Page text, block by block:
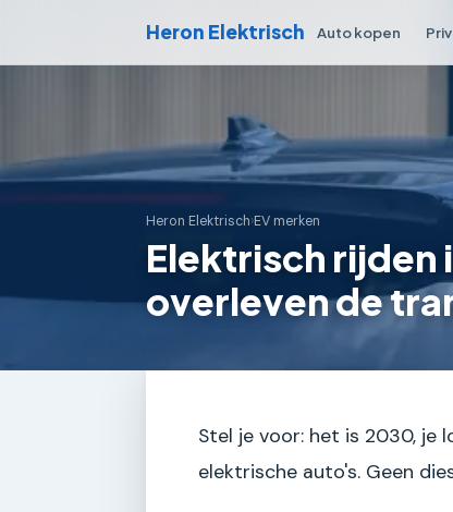
Heron Elektrisch Auto kopen
Heron Elektrisch›EV merken
Elektrisch rijden
overleven de
Stel je voor: het is 2030, je
elektrische auto's. Geen